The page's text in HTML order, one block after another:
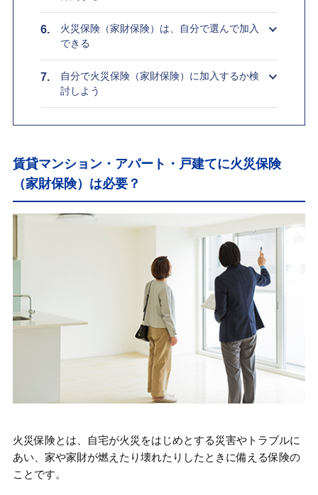
火災保険（家財保険）は、自分で選んで加入
できる
自分で火災保険（家財保険）に加入するか検
討しよう
賃貸マンション・アパート・戸建てに火災保険
（家財保険）は必要？
火災保険とは、自宅が火災をはじめとする災害やトラブルに
あい、家や家財が燃えたり壊れたりしたときに備える保険の
ことです。